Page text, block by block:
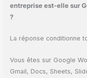
entreprise est-elle sur
?
La réponse conditionne
Vous êtes sur Google
Gmail, Docs, Sheets,